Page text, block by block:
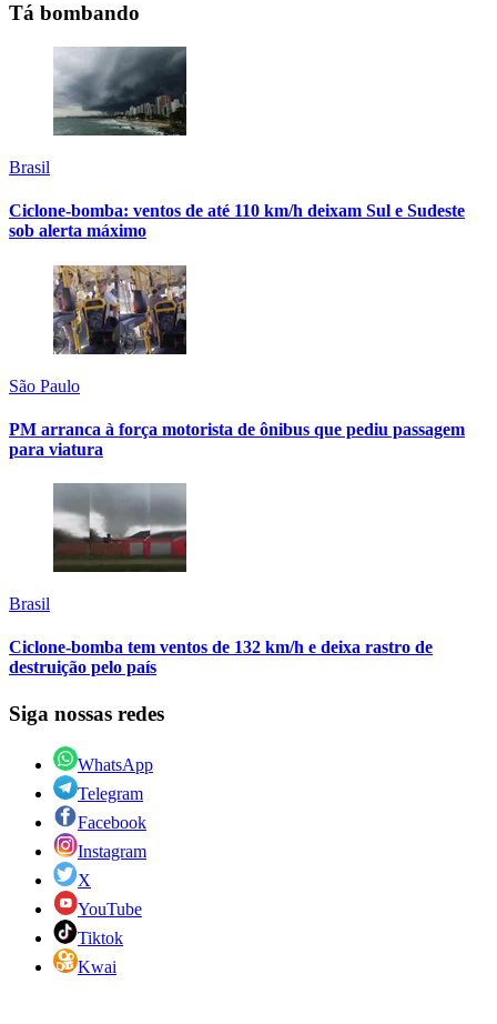
Tá bombando
Brasil
Ciclone-bomba: ventos de até 110 km/h deixam Sul e Sudeste
sob alerta máximo
São Paulo
PM arranca à força motorista de ônibus que pediu passagem
para viatura
Brasil
Ciclone-bomba tem ventos de 132 km/h e deixa rastro de
destruição pelo país
Siga nossas redes
WhatsApp
Telegram
Facebook
Instagram
X
YouTube
Tiktok
Kwai